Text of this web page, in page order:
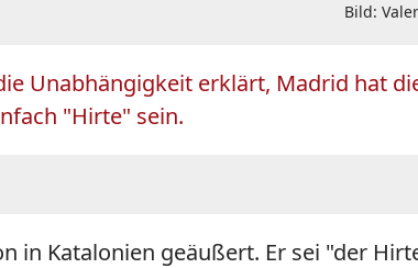
Bild:
Unabhängigkeit erklärt, Madrid hat
"Hirte" sein.
in Katalonien geäußert. Er sei "der